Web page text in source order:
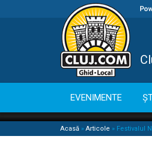
EVENIMENTE
Acasă » Articole » Festivalul